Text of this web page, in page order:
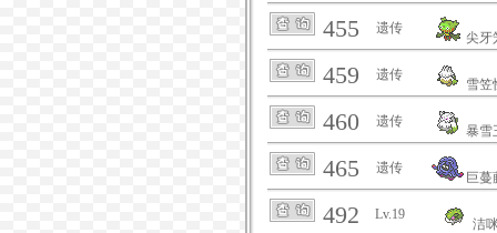
455 遗传
尖牙
459 遗传
雪笠
460 遗传
暴雪
465 遗传
巨蔓
492 Lv.19
洁